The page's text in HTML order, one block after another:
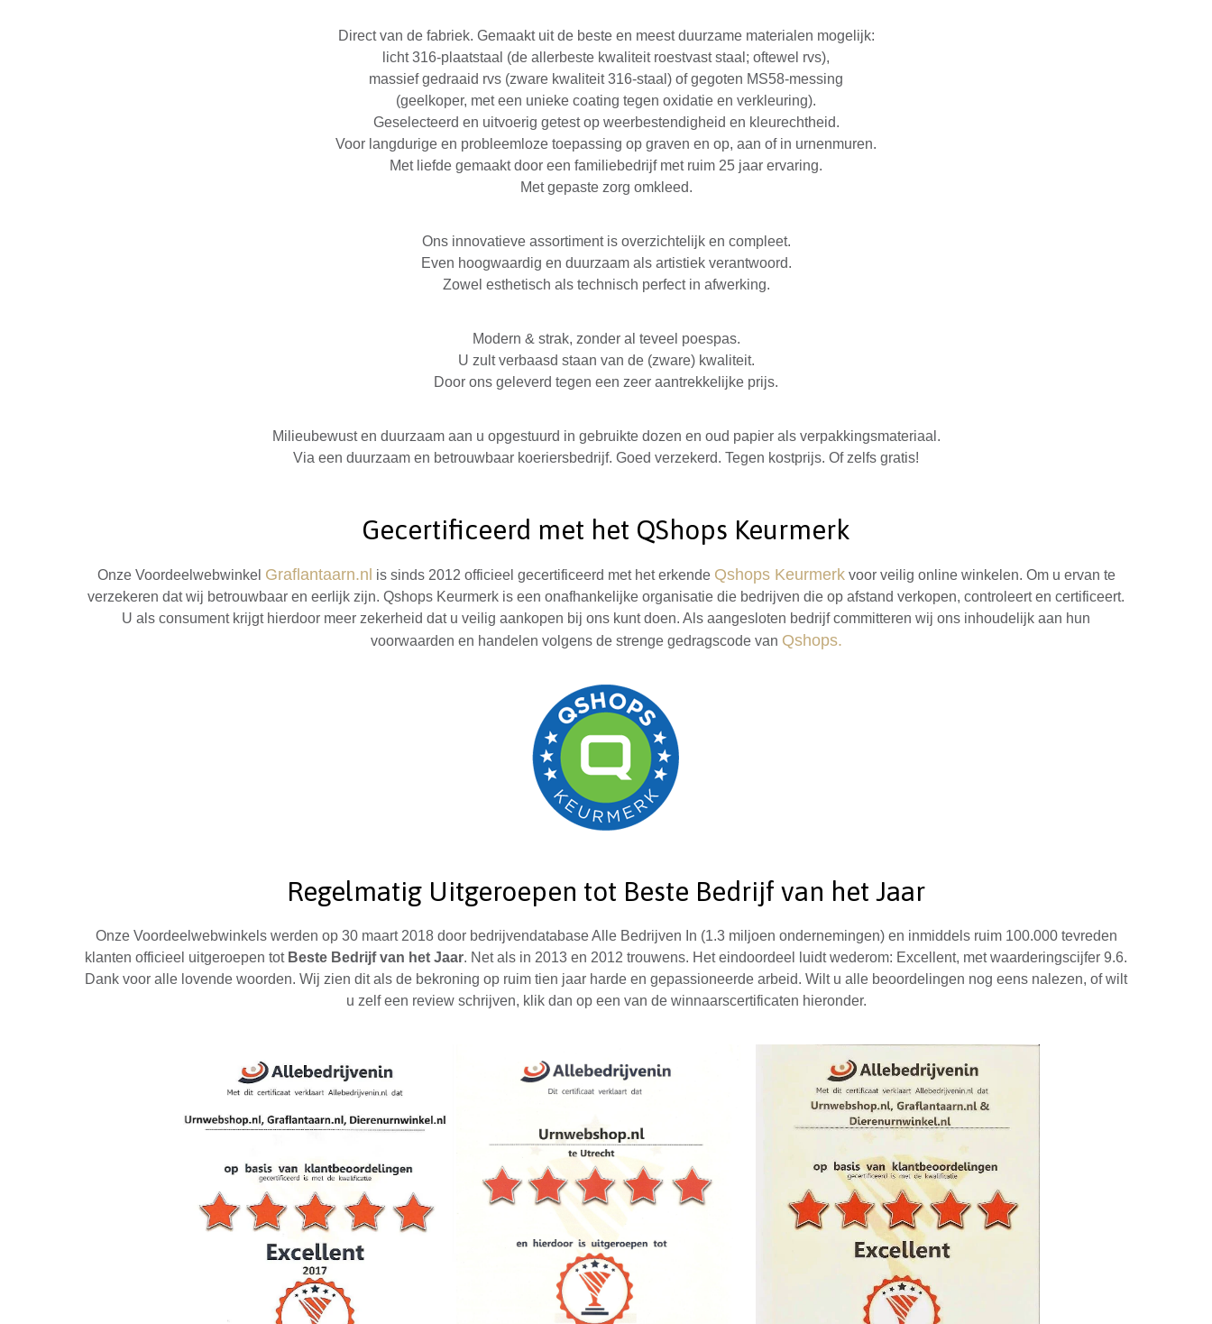
Direct van de fabriek. Gemaakt uit de beste en meest duurzame materialen mogelijk:
licht 316-plaatstaal (de allerbeste kwaliteit roestvast staal; oftewel rvs),
massief gedraaid rvs (zware kwaliteit 316-staal) of gegoten MS58-messing
(geelkoper, met een unieke coating tegen oxidatie en verkleuring).
Geselecteerd en uitvoerig getest op weerbestendigheid en kleurechtheid.
Voor langdurige en probleemloze toepassing op graven en op, aan of in urnenmuren.
Met liefde gemaakt door een familiebedrijf met ruim 25 jaar ervaring.
Met gepaste zorg omkleed.
Ons innovatieve assortiment is overzichtelijk en compleet.
Even hoogwaardig en duurzaam als artistiek verantwoord.
Zowel esthetisch als technisch perfect in afwerking.
Modern & strak, zonder al teveel poespas.
U zult verbaasd staan van de (zware) kwaliteit.
Door ons geleverd tegen een zeer aantrekkelijke prijs.
Milieubewust en duurzaam aan u opgestuurd in gebruikte dozen en oud papier als verpakkingsmateriaal.
Via een duurzaam en betrouwbaar koeriersbedrijf. Goed verzekerd. Tegen kostprijs. Of zelfs gratis!
Gecertificeerd met het QShops Keurmerk
Onze Voordeelwebwinkel Graflantaarn.nl is sinds 2012 officieel gecertificeerd met het erkende Qshops Keurmerkvoor veilig online winkelen. Om u ervan te
verzekeren dat wij betrouwbaar en eerlijk zijn. Qshops Keurmerk is een onafhankelijke organisatie die bedrijven die op afstand verkopen, controleert en certificeert.
U als consument krijgt hierdoor meer zekerheid dat u veilig aankopen bij ons kunt doen. Als aangesloten bedrijf committeren wij ons inhoudelijk aan hun
voorwaarden en handelen volgens de strenge gedragscode van Qshops.
Regelmatig Uitgeroepen tot Beste Bedrijf van het Jaar
Onze Voordeelwebwinkels werden op 30 maart 2018 door bedrijvendatabase Alle Bedrijven In (1.3 miljoen ondernemingen) en inmiddels ruim 100.000 tevreden
klanten officieel uitgeroepen tot Beste Bedrijf van het Jaar. Net als in 2013 en 2012 trouwens. Het eindoordeel luidt wederom: Excellent, met waarderingscijfer 9.6.
Dank voor alle lovende woorden. Wij zien dit als de bekroning op ruim tien jaar harde en gepassioneerde arbeid. Wilt u alle beoordelingen nog eens nalezen, of wilt
u zelf een review schrijven, klik dan op een van de winnaarscertificaten hieronder.